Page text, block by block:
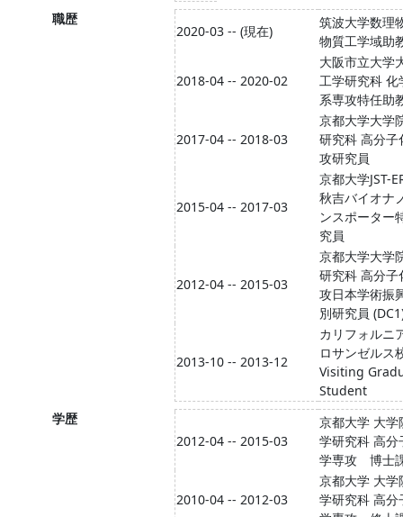
職歴
2020-03 -- (現在)
筑波大学数理
物質工学域助
2018-04 -- 2020-02
大阪市立大学
工学研究科 化
系専攻特任助
2017-04 -- 2018-03
京都大学大学
研究科 高分子
攻研究員
2015-04 -- 2017-03
京都大学JST-
秋吉バイオナ
ンスポーター
究員
2012-04 -- 2015-03
京都大学大学
研究科 高分子
攻日本学術振
別研究員
2013-10 -- 2013-12
カリフォルニ
ロサンゼルス
Visiting
Student
学歴
2012-04 -- 2015-03
京都大学 大学
学研究科 高分
学専攻 博士
2010-04 -- 2012-03
京都大学 大学
学研究科 高分